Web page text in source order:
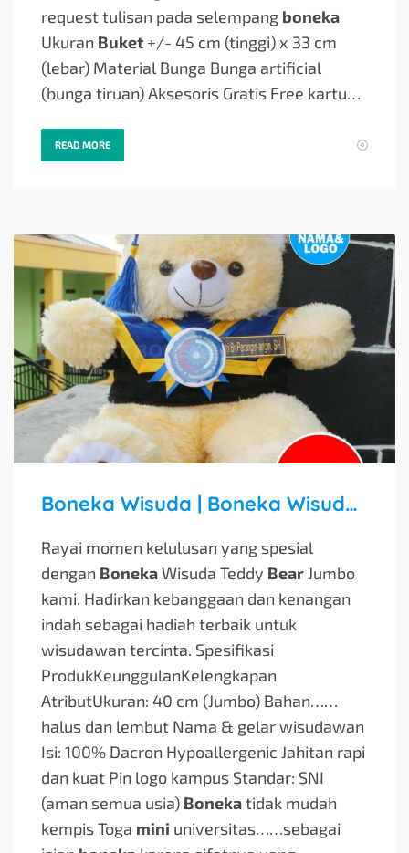
request tulisan pada selempang boneka
Ukuran Buket +/- 45 cm (tinggi) x 33 cm
(lebar) Material Bunga Bunga artificial
(bunga tiruan) Aksesoris Gratis Free kartu…
READ MORE
Boneka Wisuda | Boneka Wisuda Teddy Bear | Boneka Teddy Bear Jumbo
Rayai momen kelulusan yang spesial
dengan BonekaWisuda Teddy Bear Jumbo
kami. Hadirkan kebanggaan dan kenangan
indah sebagai hadiah terbaik untuk
wisudawan tercinta. Spesifikasi
ProdukKeunggulanKelengkapan
AtributUkuran: 40 cm (Jumbo) Bahan……
halus dan lembut Nama & gelar wisudawan
Isi: 100% Dacron Hypoallergenic Jahitan rapi
dan kuat Pin logo kampus Standar: SNI
(aman semua usia) Bonekatidak mudah
kempis Toga mini universitas……sebagai